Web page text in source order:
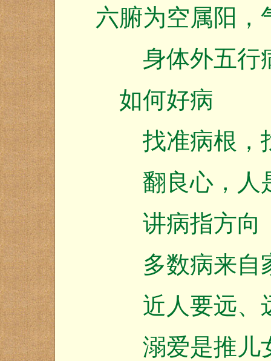
六腑为空属阳，
身体外五行
如何好病
找准病根，
翻良心，人
讲病指方向
多数病来自
近人要远、
溺爱是推儿